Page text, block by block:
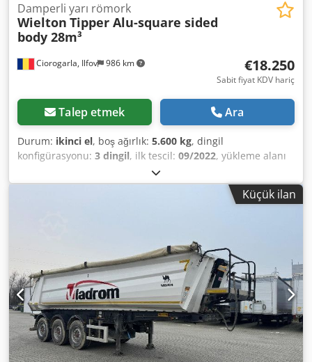
Ciorogarla, Ilfov 986 km
Damperli yarı römork
Wielton Tipper Alu-square sided
body 28m³
€18.250
Sabit fiyat KDV hariç
Talep etmek Ara
Durum: ikinci el, boş ağırlık: 5.600 kg, dingil
konfigürasyonu: 3 dingil, ilk tescil: 09/2022, yükleme alanı
385/65 R22,5
Boş ağırlık: 5600 kg, Lastik ebadı: 385/65 R22.5, Yükleme
alanı hacmi: 28 m³, 1. aks: , 2. aks: , 3. aks: , Ön
Bireysel finansman çözümleri, tam hizmet sözleşmeleri ve
telematik hizmetler sunuyoruz. Size kişisel olarak
danışmanlık yapmaktan memnuniyet duyarız. Cjdpfx
Ajycmazomgerf
Küçük ilan